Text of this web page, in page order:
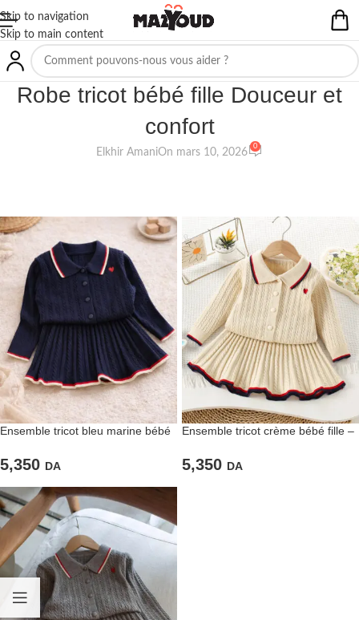
Skip to navigation
Skip to main content
Robe tricot bébé fille Douceur et
confort
Elkhir AmaniOn mars 10, 2026
0
Ensemble tricot bleu marine bébé
5,350 DA
Ensemble tricot crème bébé fille –
5,350 DA